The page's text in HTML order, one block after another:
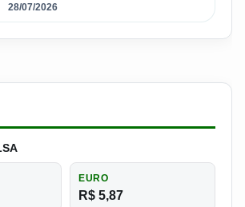
28/07/2026
EURO
R$ 5,87